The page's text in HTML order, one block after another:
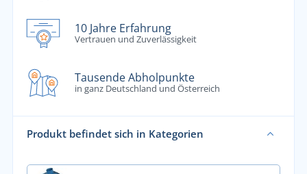
10 Jahre Erfahrung
Vertrauen und Zuverlässigkeit
Tausende Abholpunkte
in ganz Deutschland und Österreich
Produkt befindet sich in Kategorien